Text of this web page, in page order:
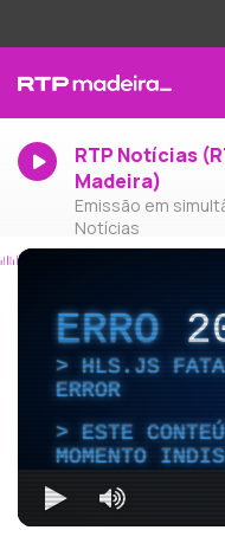
RTP Notícias
Madeira)
Emissão em
Notícias
ERRO
HLS.JS
ERROR
ESTE
MOMENTO